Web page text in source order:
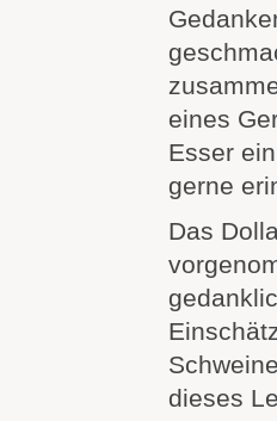
eines
Esser
gerne
Das
dieses